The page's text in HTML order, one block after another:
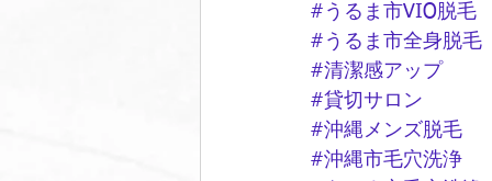
#うるま市VIO脱毛
#うるま市全身脱毛
#清潔感アップ
#貸切サロン
#沖縄メンズ脱毛
#沖縄市毛穴洗浄